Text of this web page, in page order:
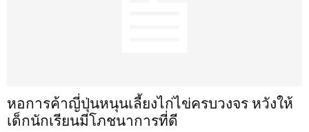
หอการค้าญี่ปุ่นหนุนเลี้ยงไก่ไข่ครบวงจร หวังให้
เด็กนักเรียนมีโภชนาการที่ดี